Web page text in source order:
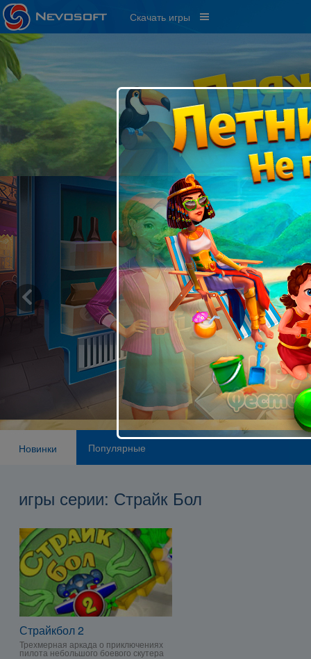
Скачать игры
Новинки Популярные
игры серии: Страйк Бол
Страйкбол 2
Трехмерная аркада о приключениях
пилота небольшого боевого скутера